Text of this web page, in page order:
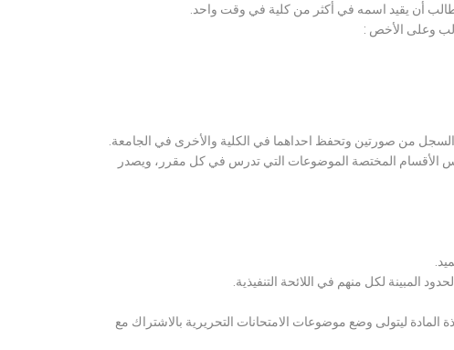
أن يقيد اسمه في أكثر من كلية في وقت واحد.
وعلى الأخص :
من صورتين وتحفظ احداهما في الكلية والأخرى في الجامعة.
الأقسام المختصة الموضوعات التي تدرس في كل مقرر، ويصدر
المبينة لكل منهم في اللائحة التنفيذية.
ليتولى وضع موضوعات الامتحانات التحريرية بالاشتراك مع